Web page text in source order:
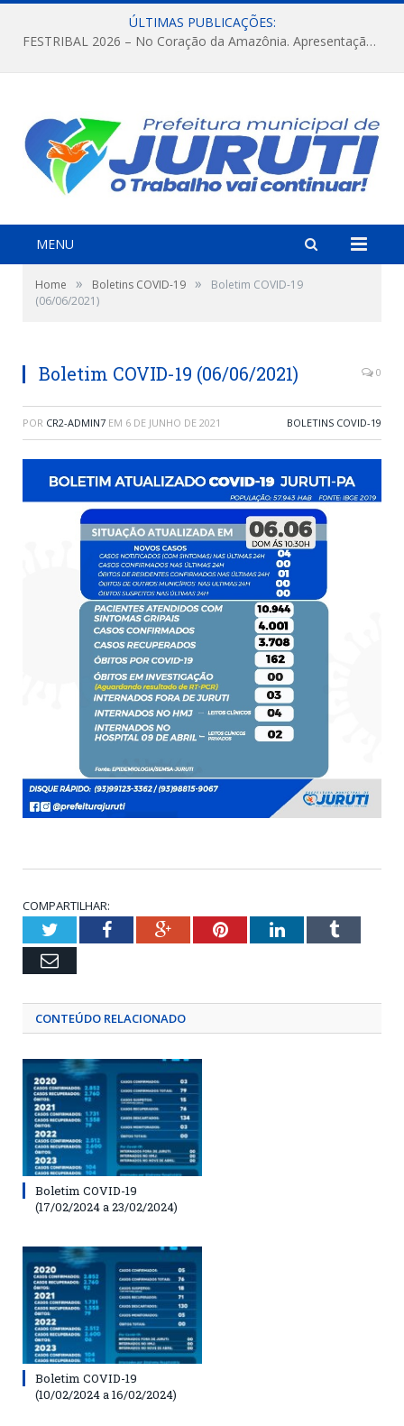
ÚLTIMAS PUBLICAÇÕES:
FESTRIBAL 2026 – No Coração da Amazônia. Apresentação da Munduruku.
MENU
Home » Boletins COVID-19 »
Boletim COVID-19
(06/06/2021)
Boletim COVID-19 (06/06/2021) 0
POR CR2-ADMIN7 EM 6 DE JUNHO DE 2021 BOLETINS COVID-19
COMPARTILHAR:
TwitterFacebookGoogle+PinterestLinkedInTumblr
Email
CONTEÚDO RELACIONADO
Boletim COVID-19
(17/02/2024 a 23/02/2024)
Boletim COVID-19
(10/02/2024 a 16/02/2024)